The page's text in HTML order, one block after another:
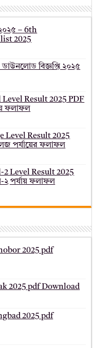
২০২৫ – 6th
2025
বিজ্ঞপ্তি ২০২৫
Result 2025 PDF
ফলাফল
Level Result 2025
পর্যায়ের ফলাফল
Level Result 2025
২ পর্যায় ফলাফল
2025 pdf
2025 pdf Download
2025 pdf